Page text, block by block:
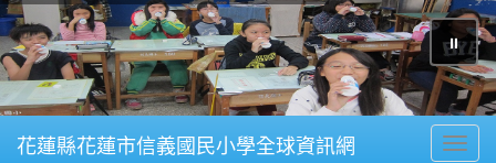
⏸
花蓮縣花蓮市信義國民小學全球資訊網